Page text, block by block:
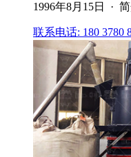
1996年8月15日 ·
联系电话: 180 3780